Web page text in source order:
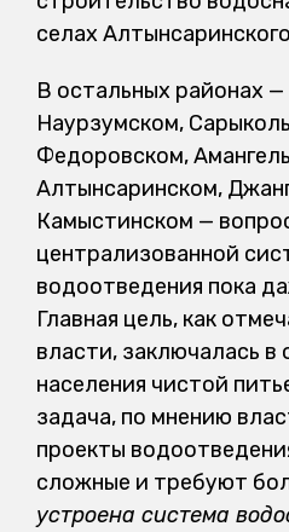
селах
В остальных районах
Наурзумском,
Федоровском,
Алтынсаринском,
Камыстинском —
централизованной
водоотведения пока
Главная цель, как
власти, заключалась в
населения чистой
задача, по мнению
проекты
сложные и требуют
устроена система